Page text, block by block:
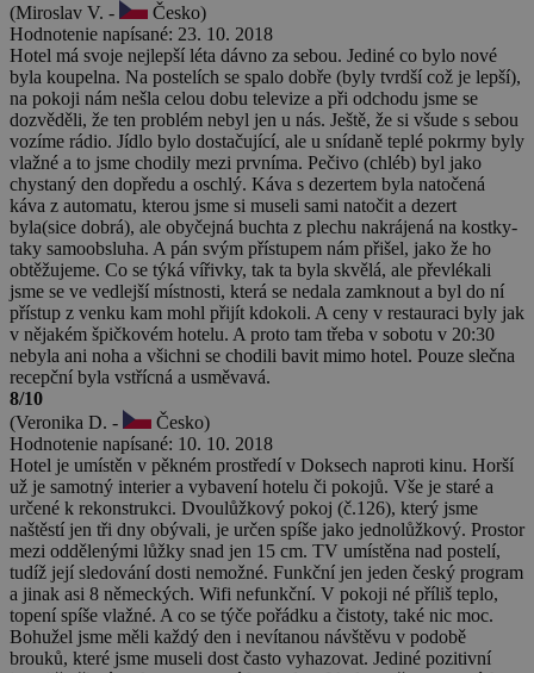
(Miroslav V. -
Česko)
Hodnotenie napísané: 23. 10. 2018
Hotel má svoje nejlepší léta dávno za sebou. Jediné co bylo nové
byla koupelna. Na postelích se spalo dobře (byly tvrdší což je lepší),
na pokoji nám nešla celou dobu televize a při odchodu jsme se
dozvěděli, že ten problém nebyl jen u nás. Ještě, že si všude s sebou
vozíme rádio. Jídlo bylo dostačující, ale u snídaně teplé pokrmy byly
vlažné a to jsme chodily mezi prvníma. Pečivo (chléb) byl jako
chystaný den dopředu a oschlý. Káva s dezertem byla natočená
káva z automatu, kterou jsme si museli sami natočit a dezert
byla(sice dobrá), ale obyčejná buchta z plechu nakrájená na kostky-
taky samoobsluha. A pán svým přístupem nám přišel, jako že ho
obtěžujeme. Co se týká vířivky, tak ta byla skvělá, ale převlékali
jsme se ve vedlejší místnosti, která se nedala zamknout a byl do ní
přístup z venku kam mohl přijít kdokoli. A ceny v restauraci byly jak
v nějakém špičkovém hotelu. A proto tam třeba v sobotu v 20:30
nebyla ani noha a všichni se chodili bavit mimo hotel. Pouze slečna
recepční byla vstřícná a usměvavá.
8/10
(Veronika D. -
Česko)
Hodnotenie napísané: 10. 10. 2018
Hotel je umístěn v pěkném prostředí v Doksech naproti kinu. Horší
už je samotný interier a vybavení hotelu či pokojů. Vše je staré a
určené k rekonstrukci. Dvoulůžkový pokoj (č.126), který jsme
naštěstí jen tři dny obývali, je určen spíše jako jednolůžkový. Prostor
mezi oddělenými lůžky snad jen 15 cm. TV umístěna nad postelí,
tudíž její sledování dosti nemožné. Funkční jen jeden český program
a jinak asi 8 německých. Wifi nefunkční. V pokoji né příliš teplo,
topení spíše vlažné. A co se týče pořádku a čistoty, také nic moc.
Bohužel jsme měli každý den i nevítanou návštěvu v podobě
brouků, které jsme museli dost často vyhazovat. Jediné pozitivní